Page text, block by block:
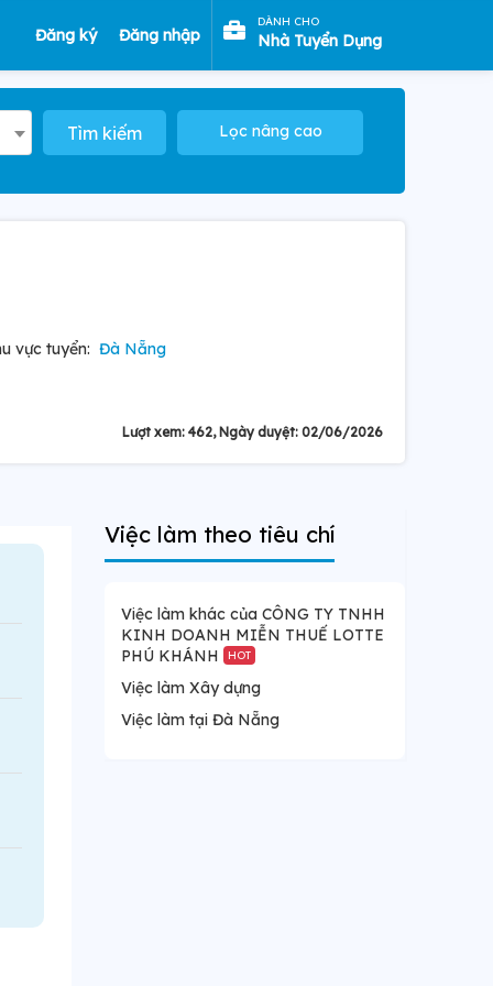
Đăng ký Đăng nhập
DÀNH CHO
Nhà Tuyển Dụng
Tìm kiếm Lọc nâng cao
vực tuyển: Đà Nẵng
Lượt xem: 462, Ngày duyệt: 02/06/2026
Việc làm theo tiêu chí
Việc làm khác của CÔNG TY TNHH
KINH DOANH MIỄN THUẾ LOTTE
PHÚ KHÁNH
HOT
Việc làm Xây dựng
Việc làm tại Đà Nẵng